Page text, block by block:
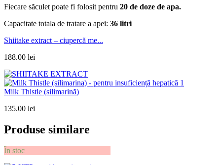
Fiecare săculet poate fi folosit pentru 20 de doze de apa.
Capacitate totala de tratare a apei: 36 litri
Shiitake extract – ciupercă me...
188.00 lei
Milk Thistle (silimarină)
135.00 lei
Produse similare
În stoc